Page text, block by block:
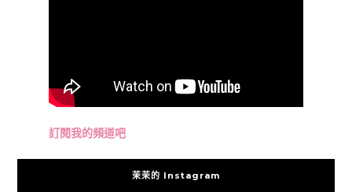
訂閱我的頻道吧
茉茉的 Instagram